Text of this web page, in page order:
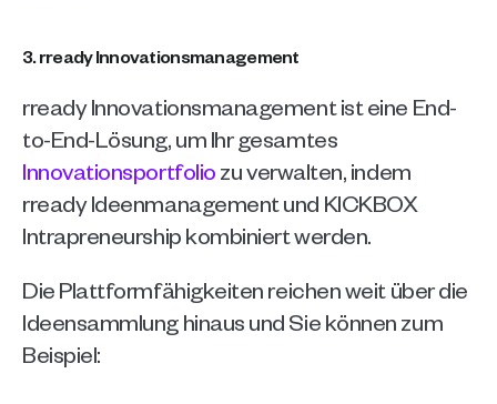
3. rready Innovationsmanagement
rready Innovationsmanagement ist eine End-
Innovationsportfolio zu verwalten, indem
rready Ideenmanagement und KICKBOX
Intrapreneurship kombiniert werden.
Die Plattformfähigkeiten reichen weit über die
Ideensammlung hinaus und Sie können zum
Beispiel: